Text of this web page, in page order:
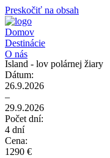
Preskočiť na obsah
Domov
Destinácie
O nás
Island - lov polárnej žiary
Dátum:
26.9.2026
–
29.9.2026
Počet dní:
4 dní
Cena:
1290 €